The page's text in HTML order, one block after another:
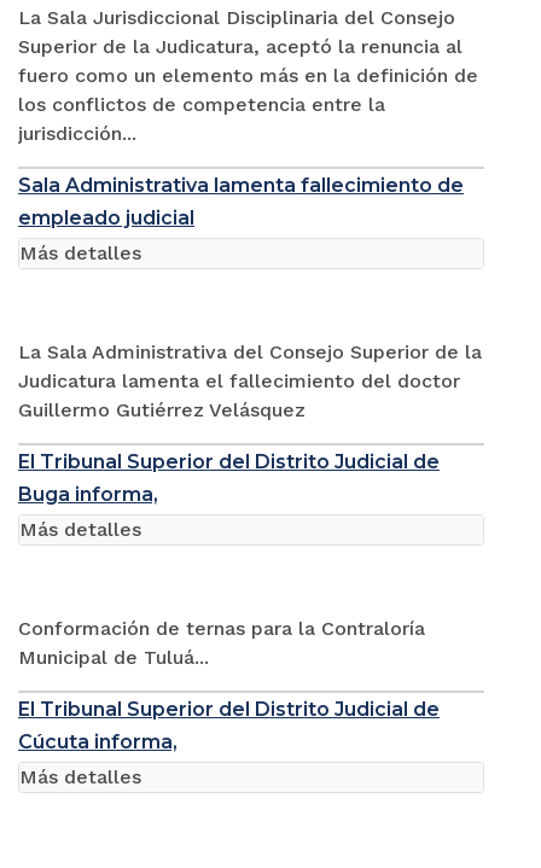
La Sala Jurisdiccional Disciplinaria del Consejo
Superior de la Judicatura, aceptó la renuncia al
fuero como un elemento más en la definición de
los conflictos de competencia entre la
jurisdicción...
Sala Administrativa lamenta fallecimiento de
empleado judicial
La Sala Administrativa del Consejo Superior de la
Judicatura lamenta el fallecimiento del doctor
Guillermo Gutiérrez Velásquez
Más detalles
El Tribunal Superior del Distrito Judicial de
Buga informa,
Conformación de ternas para la Contraloría
Municipal de Tuluá...
Más detalles
El Tribunal Superior del Distrito Judicial de
Cúcuta informa,
Más detalles